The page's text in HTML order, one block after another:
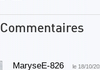
Commentaires
MaryseE-826 le 18/10/